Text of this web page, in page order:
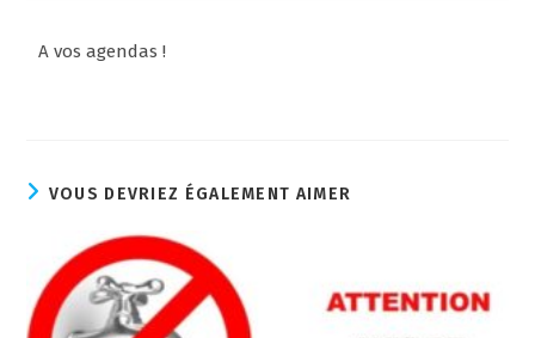
A vos agendas !
VOUS DEVRIEZ ÉGALEMENT AIMER